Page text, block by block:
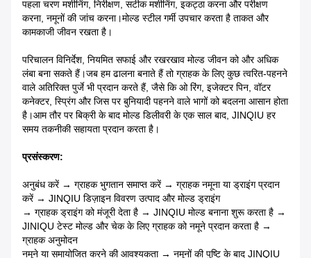
पहला चरण मशीनिंग, निरीक्षण, सटीक मशीनिंग, इकट्ठा करना और परीक्षण
करना, नमूनों की जांच करना।मोल्ड स्टील गर्मी उपचार करता है ताकत और
कामकाजी जीवन रखता है।
परिचालन विनिर्देश, नियमित सफाई और रखरखाव मोल्ड जीवन को और अधिक
लंबा बना सकते हैं।जब हम ढालना बनाते हैं तो ग्राहक के लिए कुछ त्वरित-पहनने
वाले अतिरिक्त पुर्जे भी प्रदान करते हैं, जैसे कि ओ रिंग, इजेक्टर पिन, वॉटर
कनेक्टर, स्प्रिंग और जिस पर बुनियादी पहनने वाले भागों को बदलना आसान होता
है।आम तौर पर बिक्री के बाद मोल्ड डिलीवरी के एक साल बाद, JINQIU हर
समय तकनीकी सहायता प्रदान करता है।
प्रसंस्करण:
अनुबंध करें → ग्राहक भुगतान समाप्त करें → ग्राहक नमूना या ड्राइंग प्रदान
करें → JINQIU डिज़ाइन विवरण उत्पाद और मोल्ड ड्राइंग
→ ग्राहक ड्राइंग को मंजूरी देता है → JINQIU मोल्ड बनाना शुरू करता है →
JINIQU टेस्ट मोल्ड और चेक के लिए ग्राहक को नमूने प्रदान करता है →
ग्राहक अनुमोदन
नमूने या समायोजित करने की आवश्यकता → नमूनों की पुष्टि के बाद JINQIU